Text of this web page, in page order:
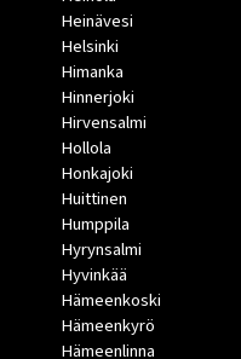
Heinävesi
Helsinki
Himanka
Hinnerjoki
Hirvensalmi
Hollola
Honkajoki
Huittinen
Humppila
Hyrynsalmi
Hyvinkää
Hämeenkoski
Hämeenkyrö
Hämeenlinna